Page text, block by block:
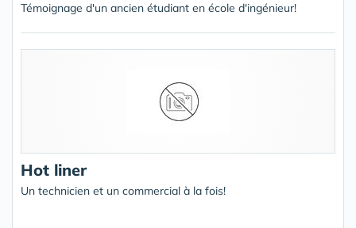
Témoignage d'un ancien étudiant en école d'ingénieur!
Hot liner
Un technicien et un commercial à la fois!